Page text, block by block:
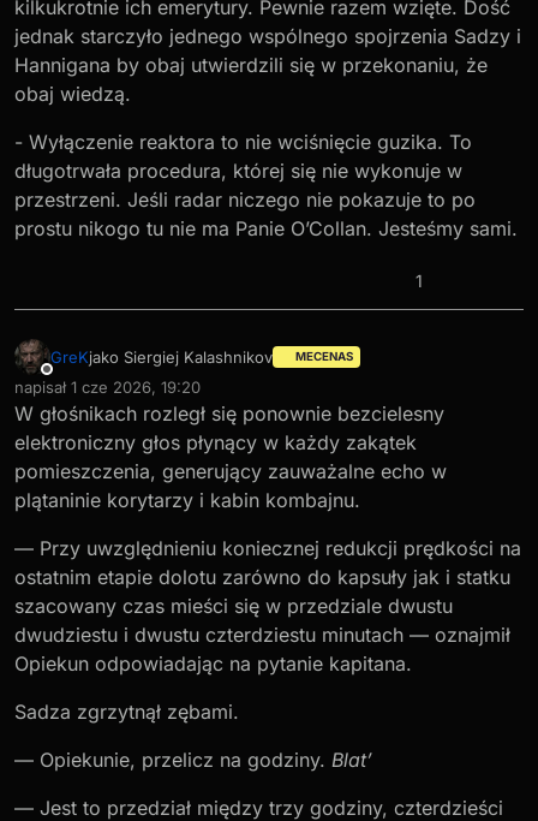
kilkukrotnie ich emerytury. Pewnie razem wzięte. Dość
jednak starczyło jednego wspólnego spojrzenia Sadzy i
Hannigana by obaj utwierdzili się w przekonaniu, że
obaj wiedzą.
- Wyłączenie reaktora to nie wciśnięcie guzika. To
długotrwała procedura, której się nie wykonuje w
przestrzeni. Jeśli radar niczego nie pokazuje to po
prostu nikogo tu nie ma Panie O’Collan. Jesteśmy sami.
1
Niedostępny
GreKjako Siergiej Kalashnikov MECENAS
napisał1 cze 2026, 19:20
ostatnio edytowany przez
W głośnikach rozległ się ponownie bezcielesny
elektroniczny głos płynący w każdy zakątek
pomieszczenia, generujący zauważalne echo w
plątaninie korytarzy i kabin kombajnu.
— Przy uwzględnieniu koniecznej redukcji prędkości na
ostatnim etapie dolotu zarówno do kapsuły jak i statku
szacowany czas mieści się w przedziale dwustu
dwudziestu i dwustu czterdziestu minutach — oznajmił
Opiekun odpowiadając na pytanie kapitana.
Sadza zgrzytnął zębami.
— Opiekunie, przelicz na godziny. Blat’
— Jest to przedział między trzy godziny, czterdzieści